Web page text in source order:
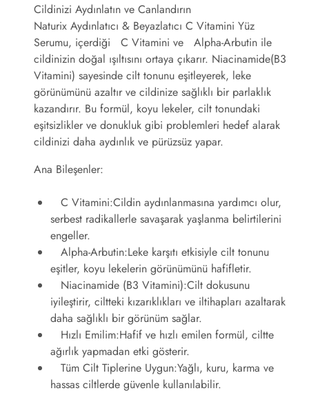
Cildinizi Aydınlatın ve Canlandırın
Naturix Aydınlatıcı & Beyazlatıcı C Vitamini Yüz
Serumu, içerdiği C Vitamini ve Alpha-Arbutin ile
cildinizin doğal ışıltısını ortaya çıkarır. Niacinamide(B3
Vitamini) sayesinde cilt tonunu eşitleyerek, leke
görünümünü azaltır ve cildinize sağlıklı bir parlaklık
kazandırır. Bu formül, koyu lekeler, cilt tonundaki
eşitsizlikler ve donukluk gibi problemleri hedef alarak
cildinizi daha aydınlık ve pürüzsüz yapar.
Ana Bileşenler:
C Vitamini:Cildin aydınlanmasına yardımcı olur,
serbest radikallerle savaşarak yaşlanma belirtilerini
engeller.
Alpha-Arbutin:Leke karşıtı etkisiyle cilt tonunu
eşitler, koyu lekelerin görünümünü hafifletir.
Niacinamide (B3 Vitamini):Cilt dokusunu
iyileştirir, ciltteki kızarıklıkları ve iltihapları azaltarak
daha sağlıklı bir görünüm sağlar.
Hızlı Emilim:Hafif ve hızlı emilen formül, ciltte
ağırlık yapmadan etki gösterir.
Tüm Cilt Tiplerine Uygun:Yağlı, kuru, karma ve
hassas ciltlerde güvenle kullanılabilir.